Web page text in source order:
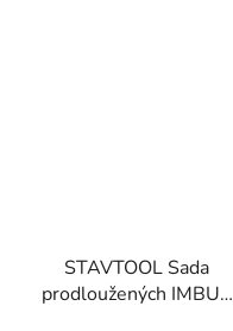
STAVTOOL Sada
prodloužených IMBUS